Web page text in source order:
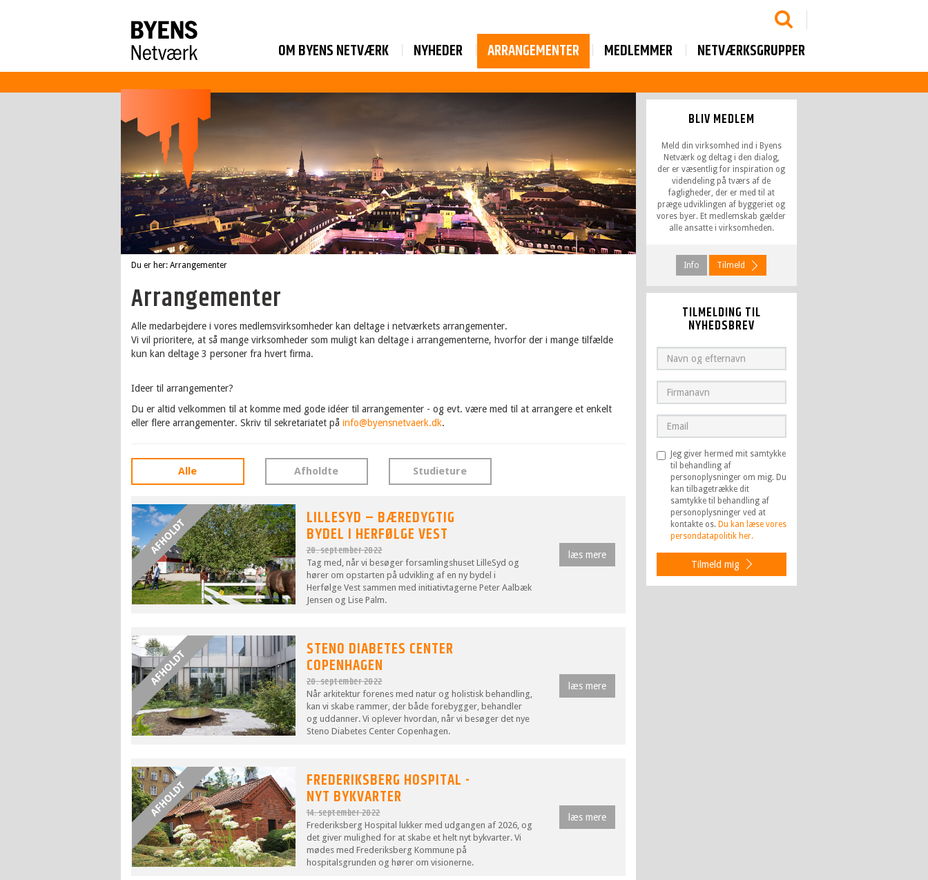
OM BYENS NETVÆRK NYHEDER ARRANGEMENTER MEDLEMMER NETVÆRKSGRUPPER
Du er her: Arrangementer
Arrangementer
Alle medarbejdere i vores medlemsvirksomheder kan deltage i netværkets arrangementer.
Vi vil prioritere, at så mange virksomheder som muligt kan deltage i arrangementerne, hvorfor der i mange tilfælde
kun kan deltage 3 personer fra hvert firma.
Ideer til arrangementer?
Du er altid velkommen til at komme med gode idéer til arrangementer - og evt. være med til at arrangere et enkelt
eller flere arrangementer. Skriv til sekretariatet på info@byensnetvaerk.dk.
Alle Afholdte Studieture
LILLESYD – BÆREDYGTIG
BYDEL I HERFØLGE VEST
28. september 2022
Tag med, når vi besøger forsamlingshuset LilleSyd og
hører om opstarten på udvikling af en ny bydel i
Herfølge Vest sammen med initiativtagerne Peter Aalbæk
Jensen og Lise Palm.
læs mere
STENO DIABETES CENTER
COPENHAGEN
20. september 2022
Når arkitektur forenes med natur og holistisk behandling,
kan vi skabe rammer, der både forebygger, behandler
og uddanner. Vi oplever hvordan, når vi besøger det nye
Steno Diabetes Center Copenhagen.
læs mere
FREDERIKSBERG HOSPITAL -
NYT BYKVARTER
14. september 2022
Frederiksberg Hospital lukker med udgangen af 2026, og
det giver mulighed for at skabe et helt nyt bykvarter. Vi
mødes med Frederiksberg Kommune på
hospitalsgrunden og hører om visionerne.
læs mere
BLIV MEDLEM
Meld din virksomhed ind i Byens
Netværk og deltag i den dialog,
der er væsentlig for inspiration og
videndeling på tværs af de
fagligheder, der er med til at
præge udviklingen af byggeriet og
vores byer. Et medlemskab gælder
alle ansatte i virksomheden.
Info Tilmeld
TILMELDING TIL
NYHEDSBREV
Jeg giver hermed mit samtykke
til behandling af
personoplysninger om mig. Du
kan tilbagetrække dit
samtykke til behandling af
personoplysninger ved at
kontakte os. Du kan læse vores
persondatapolitik her.
Tilmeld mig